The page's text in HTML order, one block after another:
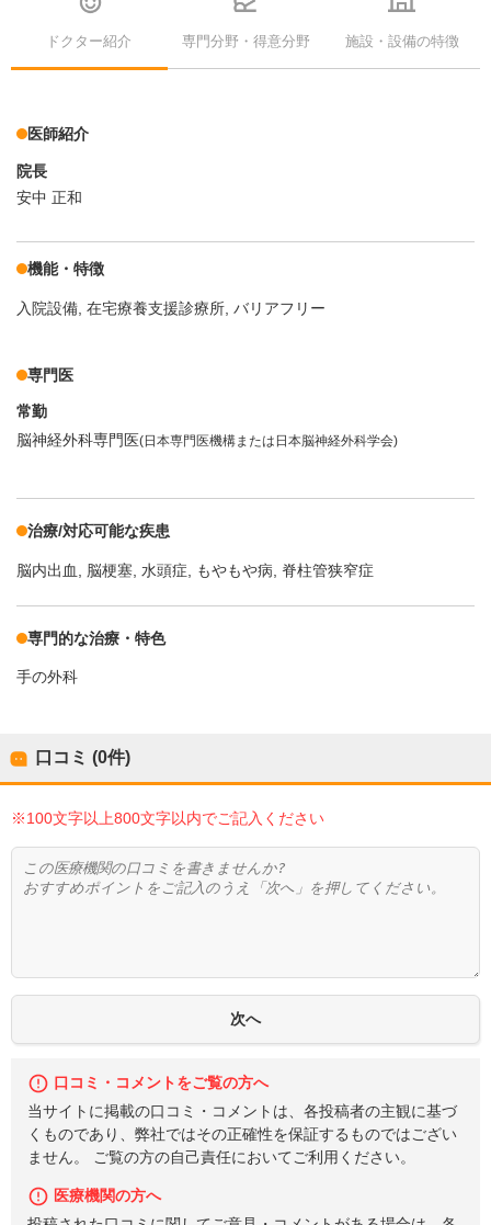
ドクター紹介 専門分野・得意分野 施設・設備の特徴
医師紹介
院長
安中 正和
機能・特徴
入院設備 在宅療養支援診療所 バリアフリー
専門医
常勤
脳神経外科専門医(日本専門医機構または日本脳神経外科学会)
治療/対応可能な疾患
脳内出血 脳梗塞 水頭症 もやもや病 脊柱管狭窄症
専門的な治療・特色
手の外科
口コミ (0件)
※100文字以上800文字以内でご記入ください
口コミ・コメントをご覧の方へ
当サイトに掲載の口コミ・コメントは、各投稿者の主観に基づ
くものであり、弊社ではその正確性を保証するものではござい
ません。 ご覧の方の自己責任においてご利用ください。
医療機関の方へ